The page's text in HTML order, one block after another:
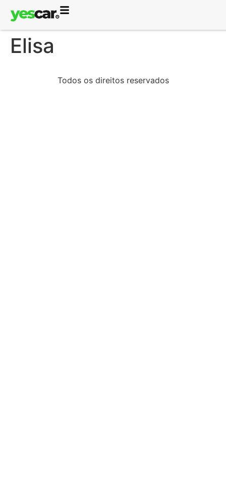
Elisa
Todos os direitos reservados